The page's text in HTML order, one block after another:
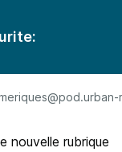
nouvelle rubrique